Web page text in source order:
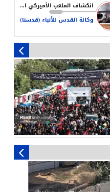
انكشاف الملعب الأميركي الأردني امام التهديف الإيراني
وكالة القدس للأنباء (قدسنا)